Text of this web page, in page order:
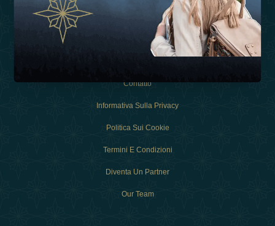
Esperienza
Contatto
Informativa Sulla Privacy
Politica Sui Cookie
Termini E Condizioni
Diventa Un Partner
Our Team